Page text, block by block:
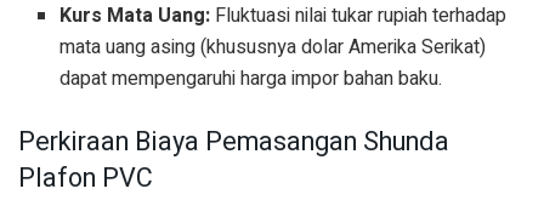
Kurs Mata Uang: Fluktuasi nilai tukar rupiah terhadap
mata uang asing (khususnya dolar Amerika Serikat)
dapat mempengaruhi harga impor bahan baku.
Perkiraan Biaya Pemasangan Shunda
Plafon PVC